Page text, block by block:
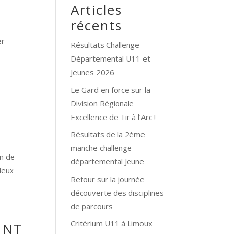
de
Articles
récents
Résultats Challenge
Départemental U11 et
Jeunes 2026
Le Gard en force sur la
Division Régionale
Excellence de Tir à l’Arc !
Résultats de la 2ème
manche challenge
départemental Jeune
Retour sur la journée
découverte des disciplines
de parcours
Critérium U11 à Limoux